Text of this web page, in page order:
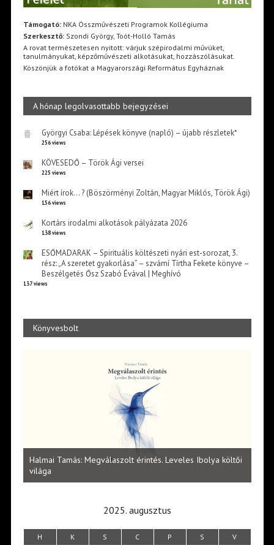
Támogató:NKA Összművészeti Programok Kollégiuma
Szerkesztő:Szondi György, Toót-Holló Tamás
A rovat természetesen nyitott: várjuk szépirodalmi művüket,
tanulmányukat, képzőművészeti alkotásukat, hozzászólásukat.
Köszönjük a fotókat a Magyarországi Református Egyháznak
A hónap legolvasottabb bejegyzései
Györgyi Csaba: Lépések könyve (napló) – újabb részletek*
256 views
KÖVESEDŐ – Török Ági versei
225 views
Miért írok… ? (Böszörményi Zoltán, Magyar Miklós, Török Ági)
156 views
Kortárs irodalmi alkotások pályázata 2026
138 views
ESŐMADARAK – Spirituális költészeti nyári est-sorozat, 3.
rész: „A szeretet gyakorlása” – szvámí Tírtha Fekete könyve –
Beszélgetés Ősz Szabó Évával | Meghívó
137 views
Könyvesbolt
Halmai Tamás: Megválaszolt érintés. Leveles Ibolya költői
világa
2025. augusztus
H K S C P S V